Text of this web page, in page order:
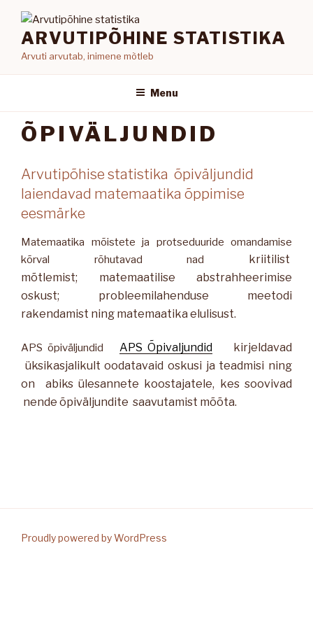
contentARVUTIPÕHINE STATISTIKA
Arvuti arvutab, inimene mõtleb
Menu
ÕPIVÄLJUNDID
Arvutipõhise statistika õpiväljundid
laiendavad matemaatika õppimise
eesmärke
Matemaatika mõistete ja protseduuride omandamise
kõrval rõhutavad nad kriitilist
mõtlemist; matemaatilise abstrahheerimise
oskust; probleemilahenduse meetodi
rakendamist ning matemaatika elulisust.
APS õpiväljundid APS Õpivaljundid kirjeldavad
üksikasjalikult oodatavaid oskusi ja teadmisi ning
on abiks ülesannete koostajatele, kes soovivad
nende õpiväljundite saavutamist mõõta.
Proudly powered by WordPress